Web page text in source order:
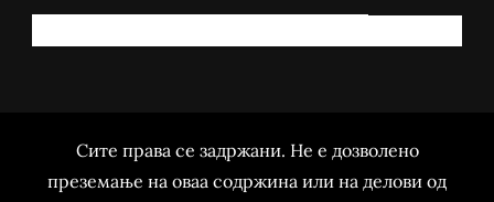
Сите права се задржани. Не е дозволено
преземање на оваа содржина или на делови од